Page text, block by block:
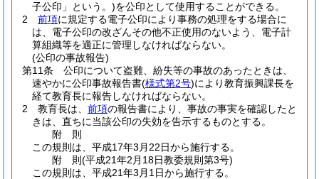
子公印」という。)を公印として使用することができる。
2
前項に規定する電子公印により事務の処理をする場合に
は、電子公印の改ざんその他不正使用のないよう、電子計
算組織等を適正に管理しなければならない。
(公印の事故報告)
第11条
公印について盗難、紛失等の事故のあったときは、
速やかに公印事故報告書(様式第2号)により教育振興課長を
経て教育長に報告しなければならない。
2
教育長は、 前項の報告書により、事故の事実を確認したと
きは、直ちに当該公印の失効を告示するものとする。
附 則
この規則は、平成17年3月22日から施行する。
附 則(平成21年2月18日教委規則第3号)
この規則は、平成21年3月1日から施行する。